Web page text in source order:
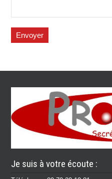
Je suis à votre écoute :